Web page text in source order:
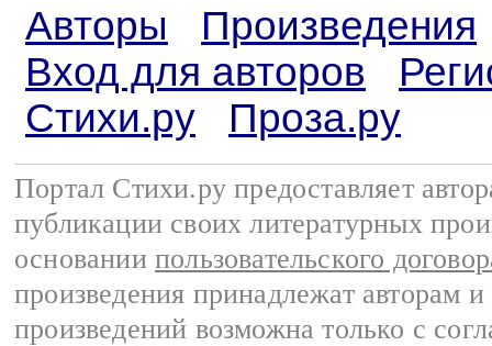
Авторы
Произведения
Вход для авторов
Стихи.ру
Проза.ру
Портал Стихи.ру предоставляет
публикации своих литературных
основании пользовательского
произведения принадлежат авторам
произведений возможна только с